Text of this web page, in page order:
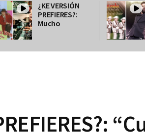
¿KE VERSIÓN
PREFIERES?:
Mucho